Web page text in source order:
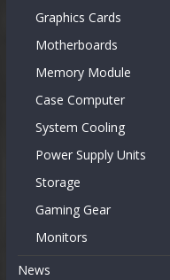
Graphics Cards
Motherboards
Memory Module
Case Computer
System Cooling
Power Supply Units
Storage
Gaming Gear
Monitors
News